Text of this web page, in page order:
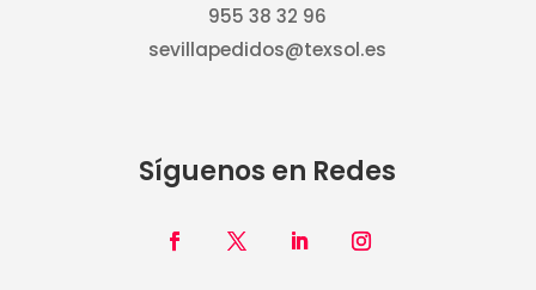
955 38 32 96
sevillapedidos@texsol.es
Síguenos en Redes